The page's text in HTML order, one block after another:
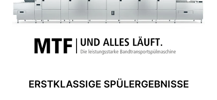
ERSTKLASSIGE SPÜLERGEBNISSE